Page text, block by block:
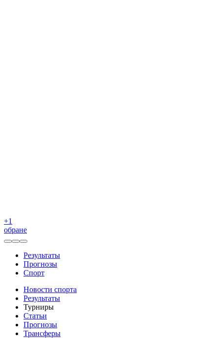
+1
обране
Результаты
Прогнозы
Спорт
Новости спорта
Результаты
Турниры
Статьи
Прогнозы
Трансферы